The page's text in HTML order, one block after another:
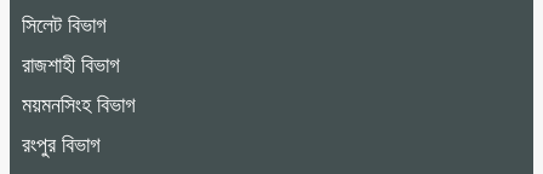
সিলেট বিভাগ
রাজশাহী বিভাগ
ময়মনসিংহ বিভাগ
রংপুর বিভাগ